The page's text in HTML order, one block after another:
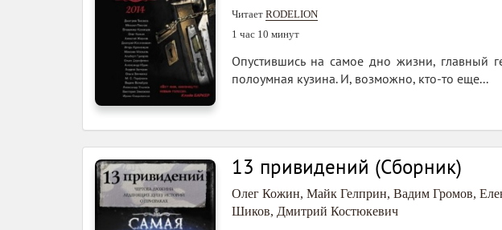
Читает RODELION
1 час 10 минут
Опустившись на самое дно жизни, главный
полоумная кузина. И, возможно, кто-то еще...
13 привидений (Сборник)
Олег Кожин, Майк Гелприн, Вадим Громов,
Шиков, Дмитрий Костюкевич